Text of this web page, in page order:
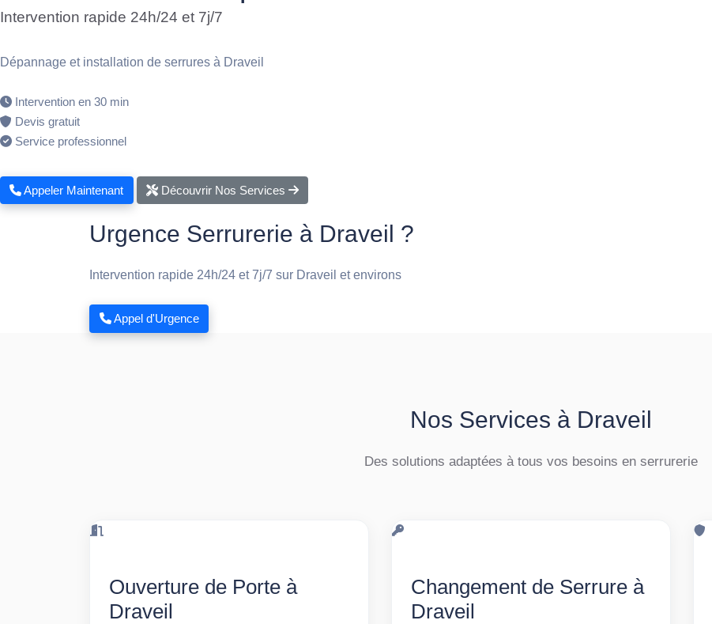
Intervention rapide 24h/24 et 7j/7
Dépannage et installation de serrures à Draveil
Intervention en 30 min
Devis gratuit
Service professionnel
Appeler Maintenant Découvrir Nos Services
Urgence Serrurerie à Draveil ?
Intervention rapide 24h/24 et 7j/7 sur Draveil et environs
Appel d'Urgence
Nos Services à Draveil
Des solutions adaptées à tous vos besoins en serrurerie
Ouverture de Porte à
Draveil
Changement de Serrure à
Draveil